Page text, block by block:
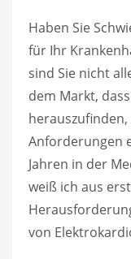
Haben Sie
für Ihr
sind Sie nicht
dem Markt,
Anforderungen
Jahren in der
weiß ich aus
von